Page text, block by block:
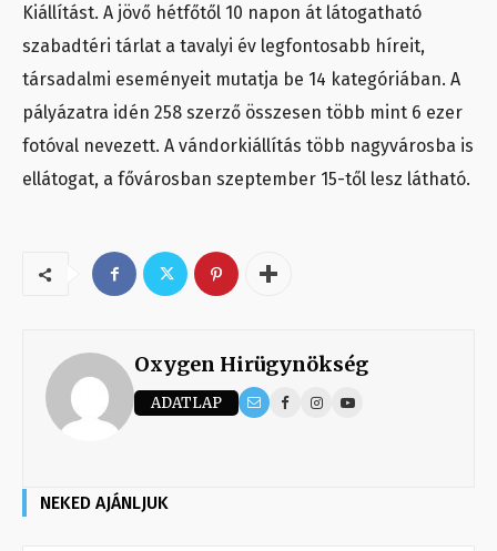
Kiállítást. A jövő hétfőtől 10 napon át látogatható
szabadtéri tárlat a tavalyi év legfontosabb híreit,
társadalmi eseményeit mutatja be 14 kategóriában. A
pályázatra idén 258 szerző összesen több mint 6 ezer
fotóval nevezett. A vándorkiállítás több nagyvárosba is
ellátogat, a fővárosban szeptember 15-től lesz látható.
Oxygen Hirügynökség
ADATLAP
NEKED AJÁNLJUK